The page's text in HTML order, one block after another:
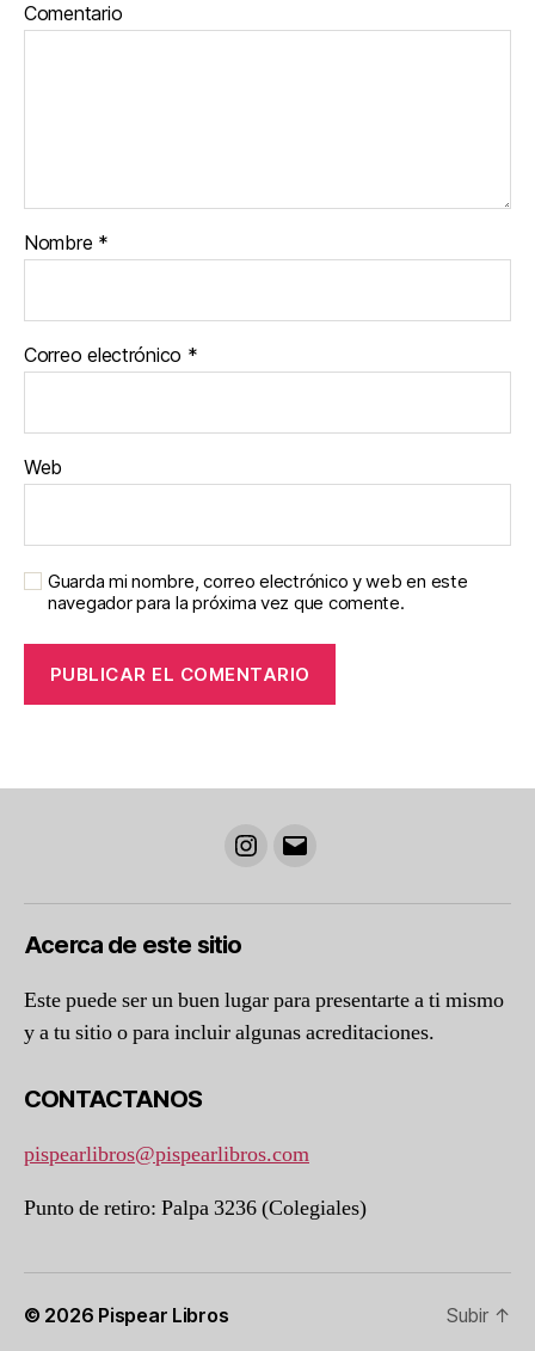
Comentario
Nombre *
Correo electrónico *
Web
Guarda mi nombre, correo electrónico y web en este
navegador para la próxima vez que comente.
Instagram
Correo
Acerca de este sitio
Este puede ser un buen lugar para presentarte a ti mismo
y a tu sitio o para incluir algunas acreditaciones.
CONTACTANOS
pispearlibros@pispearlibros.com
Punto de retiro: Palpa 3236 (Colegiales)
© 2026 Pispear Libros Subir ↑